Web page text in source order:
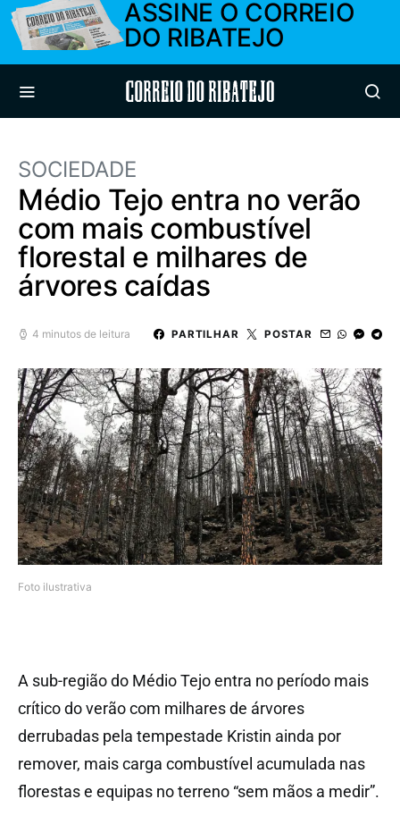
ASSINE O CORREIO
DO RIBATEJO
Correio do Ribatejo
SOCIEDADE
Médio Tejo entra no verão
com mais combustível
florestal e milhares de
árvores caídas
4 minutos de leitura PARTILHAR POSTAR
Foto ilustrativa
A sub-região do Médio Tejo entra no período mais
crítico do verão com milhares de árvores
derrubadas pela tempestade Kristin ainda por
remover, mais carga combustível acumulada nas
florestas e equipas no terreno “sem mãos a medir”.